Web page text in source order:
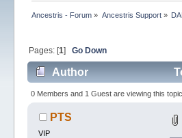
Ancestris - Forum » Ancestris Support»
Pages: [1] Go Down
Author
0 Members and 1 Guest are viewing this topic.
PTS
VIP